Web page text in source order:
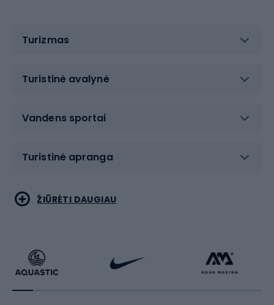
Turizmas
Turistinė avalynė
Vandens sportai
Turistinė apranga
Bėgimas
Dviratininkų apranga
Koviniai sportai
Rakečių sportas
ŽIŪRĖTI DAUGIAU